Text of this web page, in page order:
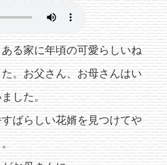
る家に年頃の可愛らしいね
。お父さん、お母さんはい
した。
すばらしい花婿を見つけてや